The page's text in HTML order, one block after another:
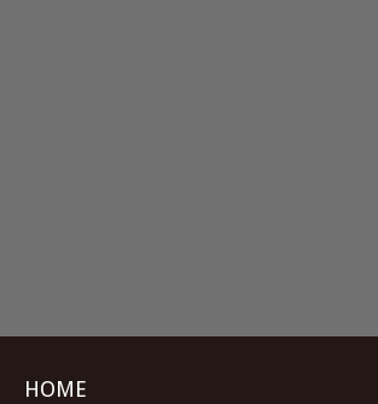
HOME